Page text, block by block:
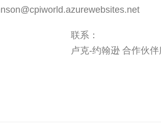
联系：
卢克-约翰逊 合作伙